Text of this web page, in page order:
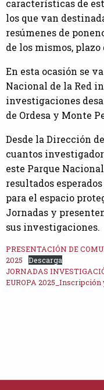
características de
los que van
resúmenes de
de los mismos,
En esta ocasión se
Nacional de la Red
investigaciones
de Ordesa y Monte
Desde la Dirección
cuantos
este Parque
resultados
para el espacio
Jornadas y
sus investigaciones.
PRESENTACIÓN DE
2025
Descarga
JORNADAS
EUROPA